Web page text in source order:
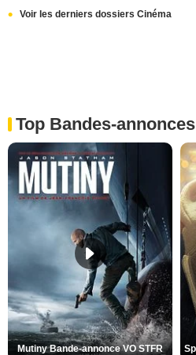
Voir les derniers dossiers Cinéma
Top Bandes-annonces
Mutiny Bande-annonce VO STFR